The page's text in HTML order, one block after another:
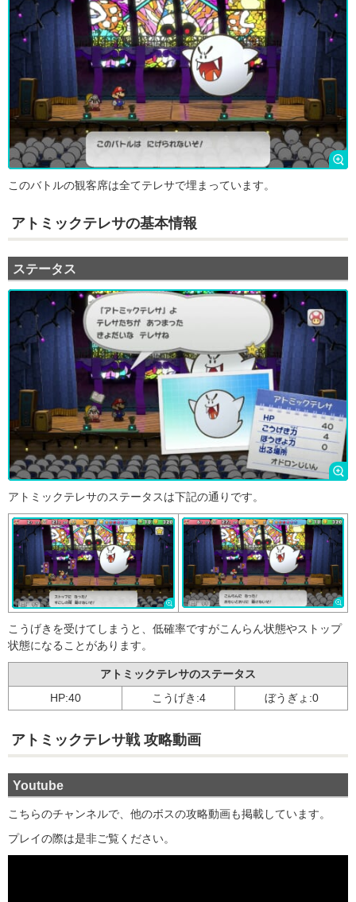
このバトルの観客席は全てテレサで埋まっています。
アトミックテレサの基本情報
ステータス
アトミックテレサのステータスは下記の通りです。
こうげきを受けてしまうと、低確率ですがこんらん状態やストップ
状態になることがあります。
アトミックテレサのステータス
HP:40
こうげき:4 ぼうぎょ:0
アトミックテレサ戦 攻略動画
Youtube
こちらのチャンネルで、他のボスの攻略動画も掲載しています。
プレイの際は是非ご覧ください。